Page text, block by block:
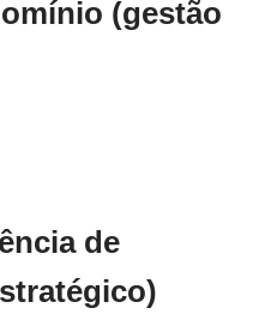
(gestão
de